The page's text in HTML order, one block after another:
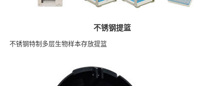
不锈钢提篮
不锈钢特制多层生物样本存放提篮